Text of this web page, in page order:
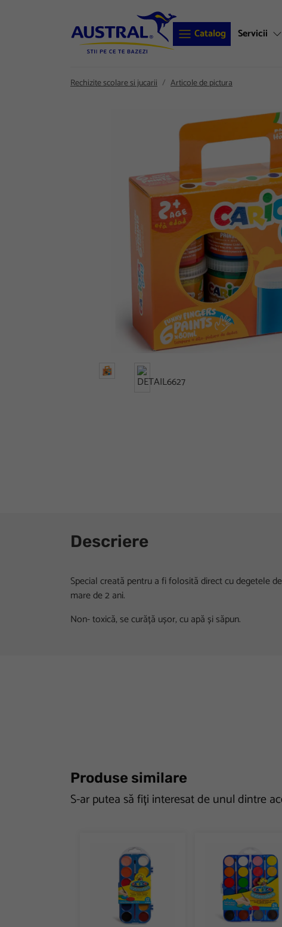
Catalog Servicii
Rechizite scolare si jucarii Articole de pictura
Descriere
Special creată pentru a fi folosită direct cu degetele
mare de 2 ani.
Non- toxică, se curăță ușor, cu apă și săpun.
Produse similare
S-ar putea să fiți interesat de unul dintre